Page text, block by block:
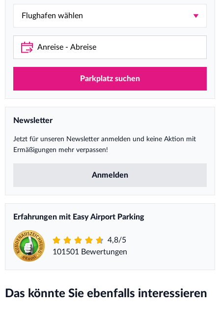
Parkplatz suchen
Newsletter
Jetzt für unseren Newsletter anmelden und keine Aktion mit
Ermäßigungen mehr verpassen!
Anmelden
Erfahrungen mit Easy Airport Parking
4,8/5
101501 Bewertungen
Das könnte Sie ebenfalls interessieren